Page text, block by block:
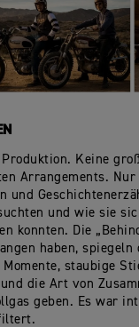
Keine
Arrangements. Nur
und
und wie sie
konnten. Die
haben, spiegeln
staubige
die Art von
geben. Es war